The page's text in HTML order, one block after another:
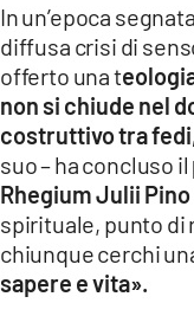
In un’epoca
diffusa crisi di
offerto una t
non si chiude nel
costruttivo tra
suo – ha concluso il
Rhegium Julii Pino
spirituale, punto
chiunque cerchi
sapere e vita».